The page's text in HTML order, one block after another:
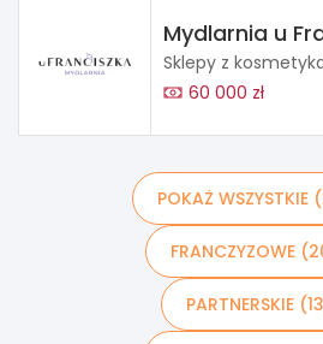
Mydlarnia u
Sklepy z
60 000 zł
POKAŻ WSZYSTKIE
FRANCZYZOWE
PARTNERSKIE